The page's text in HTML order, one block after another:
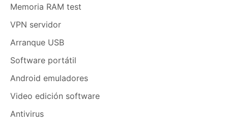
Memoria RAM test
VPN servidor
Arranque USB
Software portátil
Android emuladores
Video edición software
Antivirus